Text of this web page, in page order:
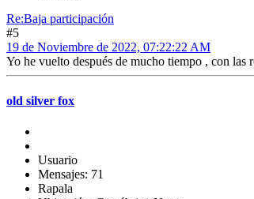
Re:Baja participación
#5
19 de Noviembre de 2022, 07:22:22 AM
Yo he vuelto después de mucho tiempo , con las
old silver fox
Usuario
Mensajes: 71
Rapala